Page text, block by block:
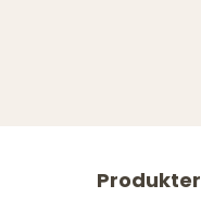
Produkter